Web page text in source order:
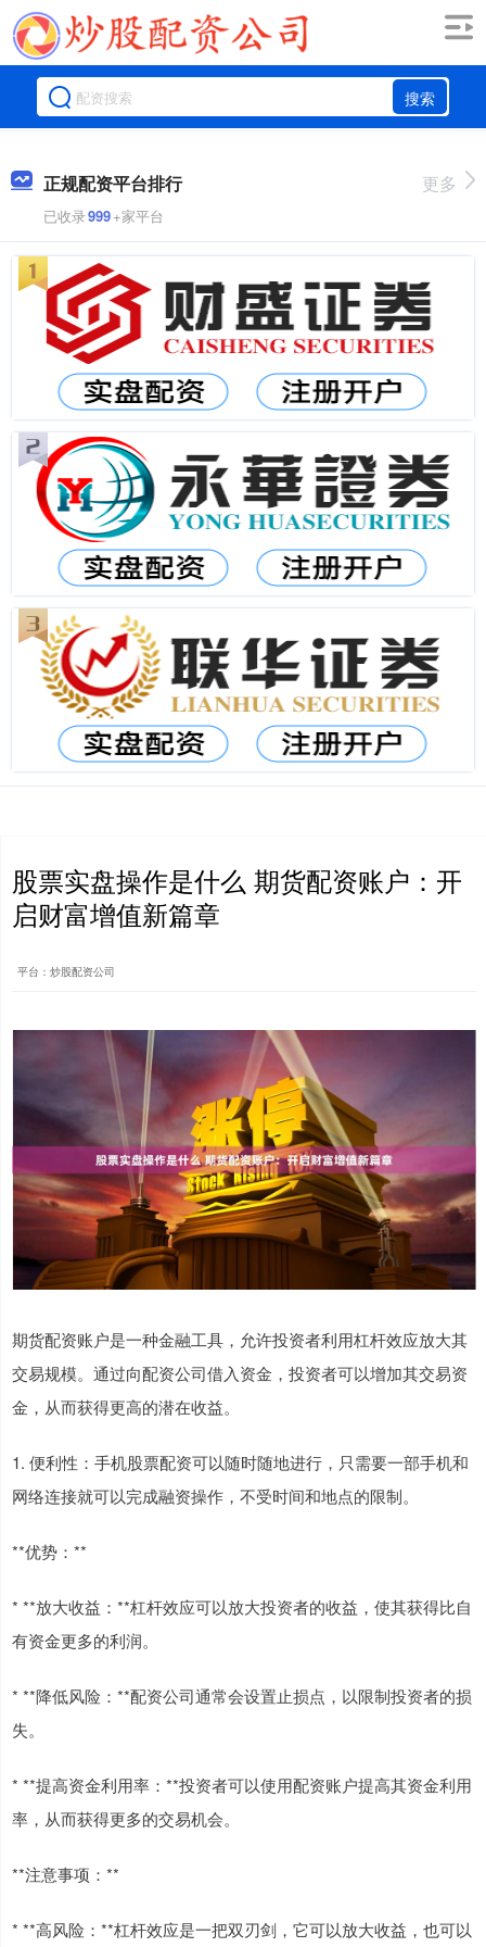
搜索
正规配资平台排行
已收录999+家平台
更多
股票实盘操作是什么 期货配资账户：开
启财富增值新篇章
平台：炒股配资公司
期货配资账户是一种金融工具，允许投资者利用杠杆效应放大其
交易规模。通过向配资公司借入资金，投资者可以增加其交易资
金，从而获得更高的潜在收益。
1. 便利性：手机股票配资可以随时随地进行，只需要一部手机和
网络连接就可以完成融资操作，不受时间和地点的限制。
**优势：**
* **放大收益：**杠杆效应可以放大投资者的收益，使其获得比自
有资金更多的利润。
* **降低风险：**配资公司通常会设置止损点，以限制投资者的损
失。
* **提高资金利用率：**投资者可以使用配资账户提高其资金利用
率，从而获得更多的交易机会。
**注意事项：**
* **高风险：**杠杆效应是一把双刃剑，它可以放大收益，也可以